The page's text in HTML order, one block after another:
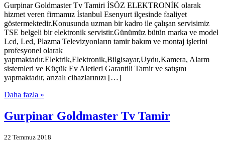
Gurpinar Goldmaster Tv Tamiri İSÖZ ELEKTRONİK olarak
hizmet veren firmamız İstanbul Esenyurt ilçesinde faaliyet
göstermektedir.Konusunda uzman bir kadro ile çalışan servisimiz
TSE belgeli bir elektronik servistir.Günümüz bütün marka ve model
Lcd, Led, Plazma Televizyonların tamir bakım ve montaj işlerini
profesyonel olarak
yapmaktadır.Elektrik,Elektronik,Bilgisayar,Uydu,Kamera, Alarm
sistemleri ve Küçük Ev Aletleri Garantili Tamir ve satışını
yapmaktadır, arızalı cihazlarınızı […]
Daha fazla »
Gurpinar Goldmaster Tv Tamir
22 Temmuz 2018